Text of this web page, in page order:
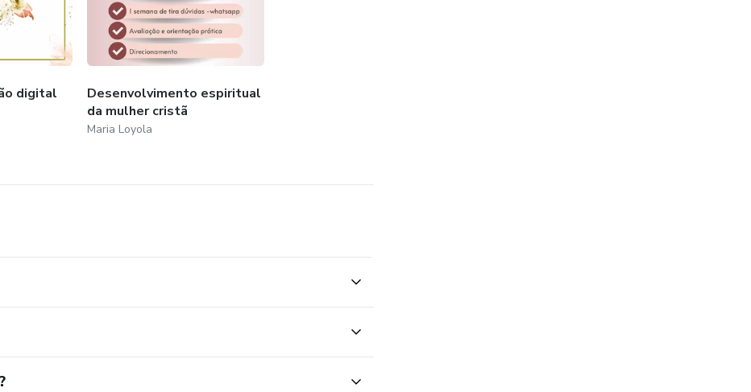
os dons que Deus me deu. Espero, aqui, poder alcançar
como eu, o sentido de suas vidas.
digital
Desenvolvimento espiritual
da mulher cristã
Maria Loyola